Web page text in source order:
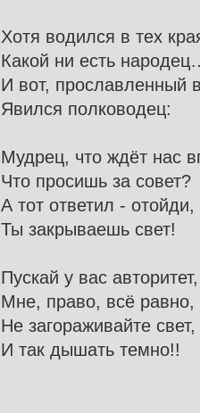
Хотя водился в тех
Какой ни есть
И вот, прославленный
Явился полководец:
Мудрец, что ждёт нас
Что просишь за совет?
А тот ответил - отойди,
Ты закрываешь свет!
Пускай у вас авторитет,
Мне, право, всё равно,
Не загораживайте свет,
И так дышать темно!!